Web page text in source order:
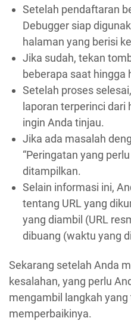
Setelah pendaftaran
Debugger siap
halaman yang berisi
Jika sudah, tekan
beberapa saat hingga
Setelah proses
laporan terperinci
ingin Anda tinjau.
Jika ada masalah
“Peringatan yang
ditampilkan.
Selain informasi ini,
tentang URL yang
yang diambil (URL
dibuang (waktu yang
Sekarang setelah Anda
kesalahan, yang perlu
mengambil langkah
memperbaikinya.